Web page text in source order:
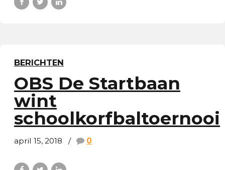
BERICHTEN
OBS De Startbaan
wint
schoolkorfbaltoernooi
april 15, 2018 0